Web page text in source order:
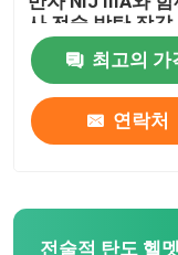
제품
사 전술 방탄 장갑
최고의 가
연락처
전술적 탄도 헬멧